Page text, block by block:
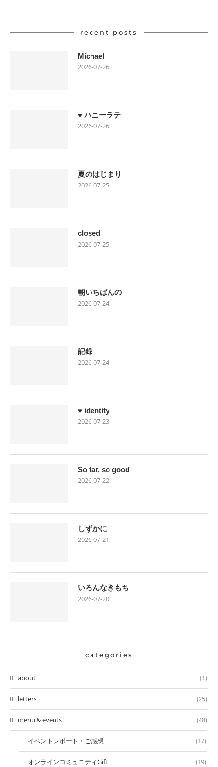
recent posts
Michael
2026-07-26
♥ ハニーラテ
2026-07-26
夏のはじまり
2026-07-25
closed
2026-07-25
朝いちばんの
2026-07-24
記録
2026-07-24
♥ identity
2026-07-23
So far, so good
2026-07-22
しずかに
2026-07-21
いろんなきもち
2026-07-20
categories
about (1)
letters (25)
menu & events (48)
イベントレポート・ご感想 (17)
オンラインコミュニティGift (19)